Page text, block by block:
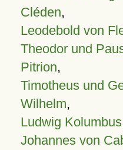
Cléden,
Leodebold von
Theodor und
Pitrion,
Timotheus und
Wilhelm,
Ludwig Kolumbus
Johannes von